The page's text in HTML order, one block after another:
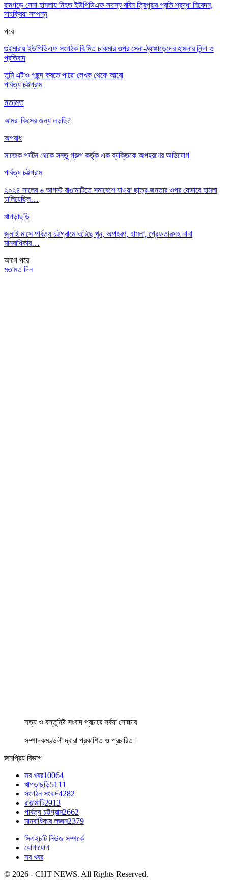
রামগড়ে সেনা হামলায় নিহত ইউপিডিএফ সদস্য ববিন ত্রিপুরার প্রতি শ্রদ্ধা নিবেদন,
দাহক্রিয়া সম্পন্ন
পরে
গুইমারায় ইউপিডিএফ সংগঠক ঝিমিত চাকমার ওপর সেনা-ঠ্যাঙাড়েদের হামলার নিন্দা ও
প্রতিবাদ
তুমি এটাও পছন্দ করতে পারো লেখক থেকে আরো
পার্বত্য চট্টগ্রাম
মতামত
আমরা কিসের জন্য লড়ছি?
অপরাধ
সাজেক পর্যটন থেকে সন্তু গ্রুপ কর্তৃক এক ব্যক্তিকে অপহরণের অভিযোগ
পার্বত্য চট্টগ্রাম
২০২৪ সালের ৬ আগস্ট রাঙামাটিতে সমাবেশে যাওয়া ছাত্র-জনতার ওপর যেভাবে হামলা
চালিয়েছিল…
খাগড়াছড়ি
জুলাই মাসে পার্বত্য চট্টগ্রামে ঘটেছে খুন, অপহরণ, হামলা, গ্রেফতারসহ নানা
মানবাধিকার…
আগে পরে
মতামত দিন
সত্য ও বস্তুনিষ্ট সংবাদ প্রচারে সর্বদা সোচ্চার
সম্পাদকমণ্ডলী দ্বারা প্রকাশিত ও প্রচারিত।
জনপ্রিয় বিভাগ
সব খবর10064
খাগড়াছড়ি5111
সংগঠন সংবাদ4282
রাঙামাটি2913
পার্বত্য চট্টগ্রাম2662
মানবাধিকার লঙ্ঘন2379
সিএইচটি নিউজ সম্পর্কে
যোগাযোগ
সব খবর
© 2026 - CHT NEWS. All Rights Reserved.